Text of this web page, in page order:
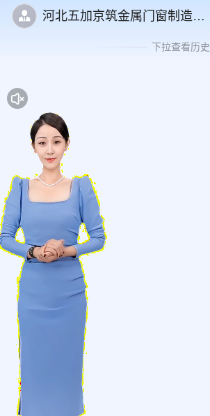
河北五加京筑金属门窗制造有
下拉查看历